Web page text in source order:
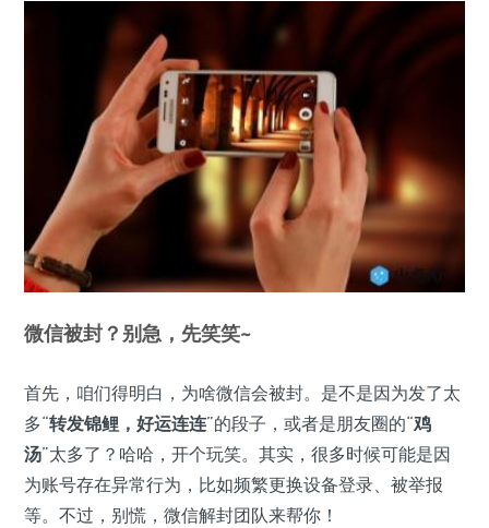
微信被封？别急，先笑笑~
首先，咱们得明白，为啥微信会被封。是不是因为发了太
多“转发锦鲤，好运连连”的段子，或者是朋友圈的“鸡
汤”太多了？哈哈，开个玩笑。其实，很多时候可能是因
为账号存在异常行为，比如频繁更换设备登录、被举报
等。不过，别慌，微信解封团队来帮你！